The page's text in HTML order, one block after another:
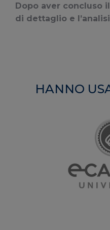
Dopo aver concluso
di dettaglio e
HANNO